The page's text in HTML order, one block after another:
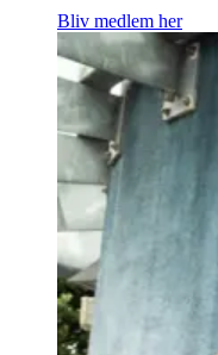
Bliv medlem her